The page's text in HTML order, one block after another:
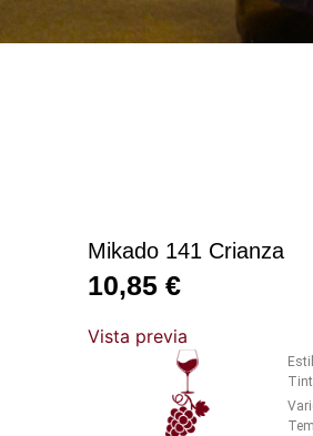
Mikado 141 Crianza
10,85 €
Vista previa